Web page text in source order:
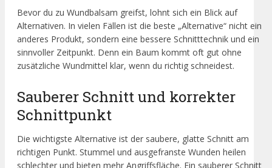
Bevor du zu Wundbalsam greifst, lohnt sich ein Blick auf
Alternativen. In vielen Fällen ist die beste „Alternative“ nicht ein
anderes Produkt, sondern eine bessere Schnitttechnik und ein
sinnvoller Zeitpunkt. Denn ein Baum kommt oft gut ohne
zusätzliche Wundmittel klar, wenn du richtig schneidest.
Sauberer Schnitt und korrekter
Schnittpunkt
Die wichtigste Alternative ist der saubere, glatte Schnitt am
richtigen Punkt. Stummel und ausgefranste Wunden heilen
schlechter und bieten mehr Angriffsfläche. Ein sauberer Schnitt